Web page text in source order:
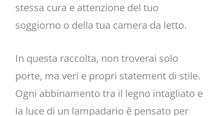
stessa cura e attenzione del tuo
soggiorno o della tua camera da letto.
In questa raccolta, non troverai solo
porte, ma veri e propri statement di stile.
Ogni abbinamento tra il legno intagliato e
la luce di un lampadario è pensato per